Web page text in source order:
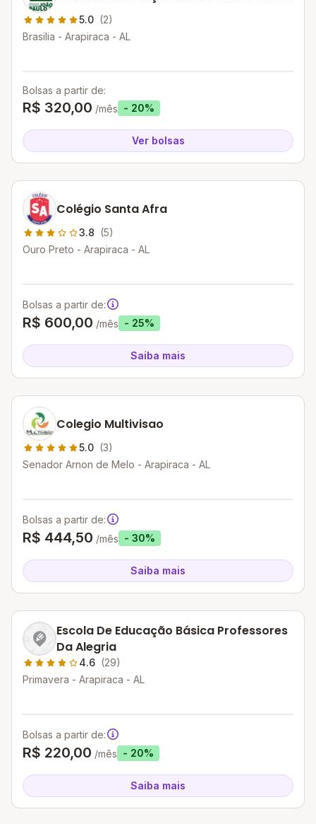
5.0 (2)
Brasilia - Arapiraca - AL
Bolsas a partir de:
R$ 320,00 /mês - 20%
Ver bolsas
Colégio Santa Afra
3.8 (5)
Ouro Preto - Arapiraca - AL
Bolsas a partir de:
R$ 600,00 /mês - 25%
Saiba mais
Colegio Multivisao
5.0 (3)
Senador Arnon de Melo - Arapiraca - AL
Bolsas a partir de:
R$ 444,50 /mês - 30%
Saiba mais
Escola De Educação Básica Professores
Da Alegria
4.6 (29)
Primavera - Arapiraca - AL
Bolsas a partir de:
R$ 220,00 /mês - 20%
Saiba mais